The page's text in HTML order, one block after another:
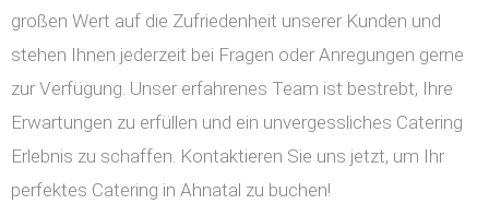
großen Wert auf die Zufriedenheit unserer Kunden und
stehen Ihnen jederzeit bei Fragen oder Anregungen gerne
zur Verfügung. Unser erfahrenes Team ist bestrebt, Ihre
Erwartungen zu erfüllen und ein unvergessliches Catering
Erlebnis zu schaffen. Kontaktieren Sie uns jetzt, um Ihr
perfektes Catering in Ahnatal zu buchen!